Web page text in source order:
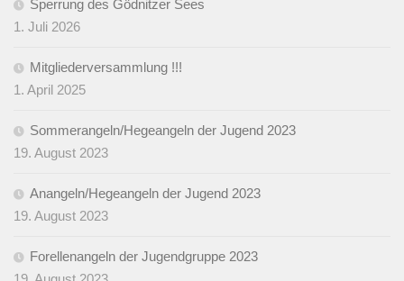
Sperrung des Gödnitzer Sees
1. Juli 2026
Mitgliederversammlung !!!
1. April 2025
Sommerangeln/Hegeangeln der Jugend 2023
19. August 2023
Anangeln/Hegeangeln der Jugend 2023
19. August 2023
Forellenangeln der Jugendgruppe 2023